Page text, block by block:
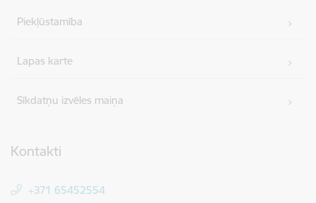
Piekļūstamība
Lapas karte
Sīkdatņu izvēles maiņa
Kontakti
+371 65452554